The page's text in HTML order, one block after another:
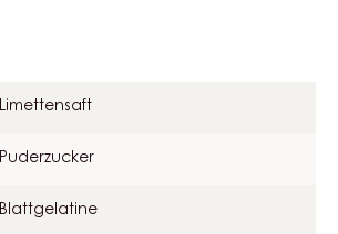
Limettensaft
Puderzucker
Blattgelatine